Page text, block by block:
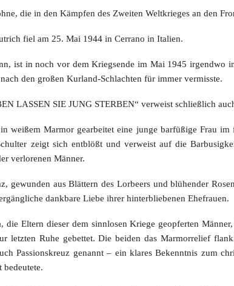
die in den Kämpfen des Zweiten Weltkrieges an den
fiel am 25. Mai 1944 in Cerrano in Italien.
ist in noch vor dem Kriegsende im Mai 1945 irgendwo
den großen Kurland-Schlachten für immer vermisste.
LASSEN SIE JUNG STERBEN“ verweist schließlich
weißem Marmor gearbeitet eine junge barfüßige Frau
zeigt sich entblößt und verweist auf die
verlorenen Männer.
gewunden aus Blättern des Lorbeers und blühender
dankbare Liebe ihrer hinterbliebenen Ehefrauen.
die Eltern dieser dem sinnlosen Kriege geopferten
letzten Ruhe gebettet. Die beiden das Marmorrelief
Passionskreuz genannt – ein klares Bekenntnis zum
bedeutete.